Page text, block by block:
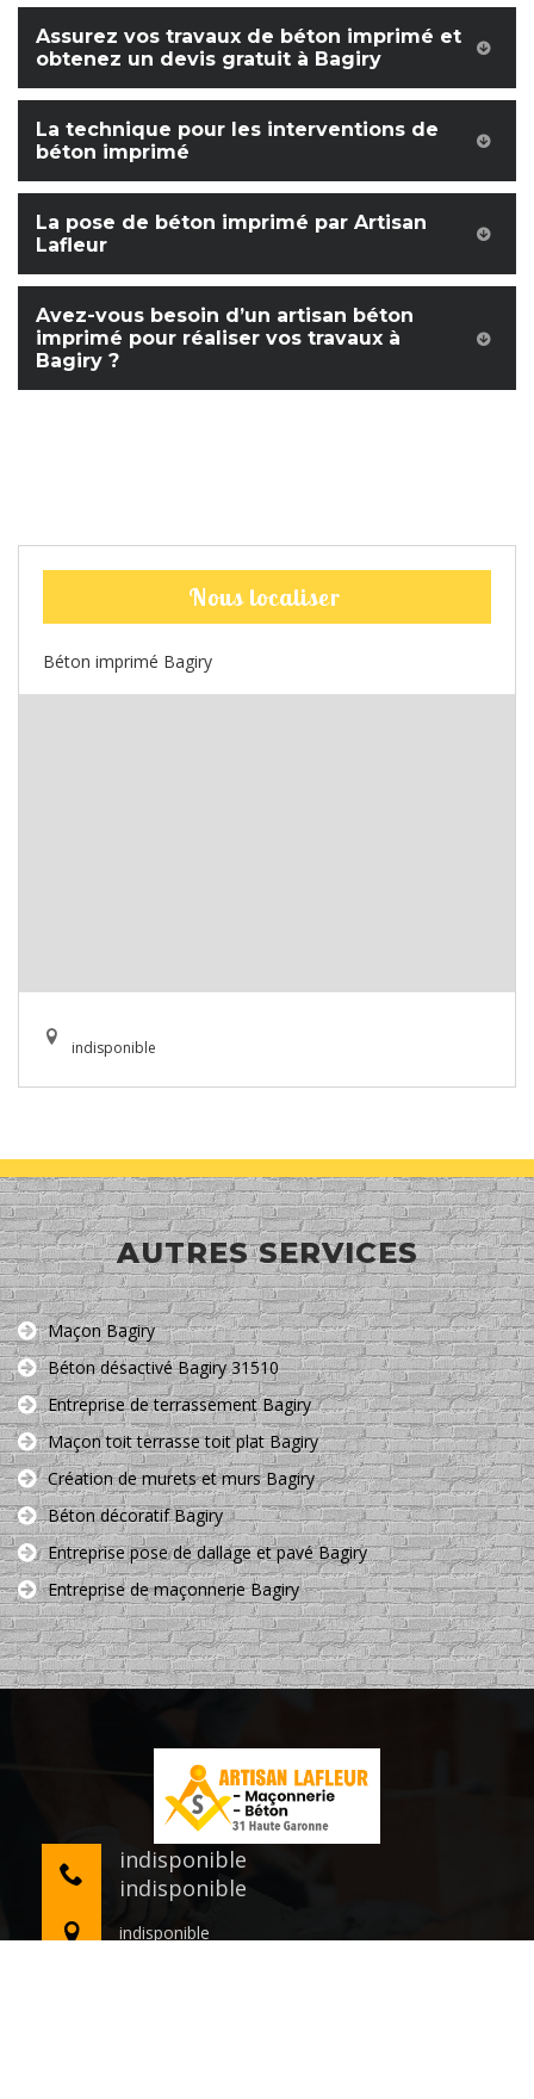
Assurez vos travaux de béton imprimé et
obtenez un devis gratuit à Bagiry
La technique pour les interventions de
béton imprimé
La pose de béton imprimé par Artisan
Lafleur
Avez-vous besoin d’un artisan béton
imprimé pour réaliser vos travaux à
Bagiry ?
Nous localiser
Béton imprimé Bagiry
indisponible
AUTRES SERVICES
Maçon Bagiry
Béton désactivé Bagiry 31510
Entreprise de terrassement Bagiry
Maçon toit terrasse toit plat Bagiry
Création de murets et murs Bagiry
Béton décoratif Bagiry
Entreprise pose de dallage et pavé Bagiry
Entreprise de maçonnerie Bagiry
indisponible
indisponible
indisponible